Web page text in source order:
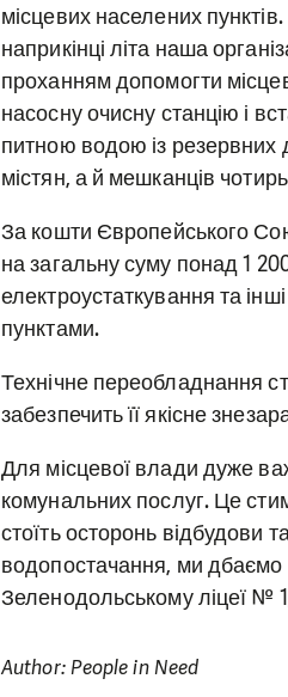
місцевих населених
наприкінці літа наша
проханням допомогти
насосну очисну станцію і
питною водою із
містян, а й мешканців
За кошти Європейського
на загальну суму понад 1
електроустаткування та
пунктами.
Технічне переобладнання
забезпечить її якісне
Для місцевої влади дуже
комунальних послуг. Це
стоїть осторонь відбудови
водопостачання, ми дбаємо
Зеленодольському ліцеї №
Author: People in Need